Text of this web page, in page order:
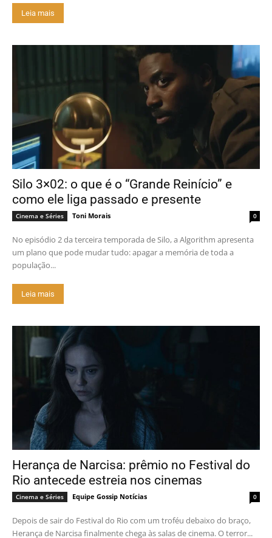
Leia mais
Silo 3×02: o que é o “Grande Reinício” e
como ele liga passado e presente
Cinema e Séries Toni Morais 0
No episódio 2 da terceira temporada de Silo, a Algorithm apresenta
um plano que pode mudar tudo: apagar a memória de toda a
população...
Leia mais
Herança de Narcisa: prêmio no Festival do
Rio antecede estreia nos cinemas
Cinema e Séries Equipe Gossip Notícias 0
Depois de sair do Festival do Rio com um troféu debaixo do braço,
Herança de Narcisa finalmente chega às salas de cinema. O terror...